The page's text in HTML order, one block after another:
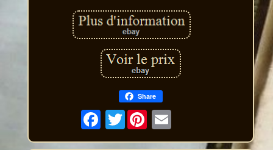
Share
Twitter